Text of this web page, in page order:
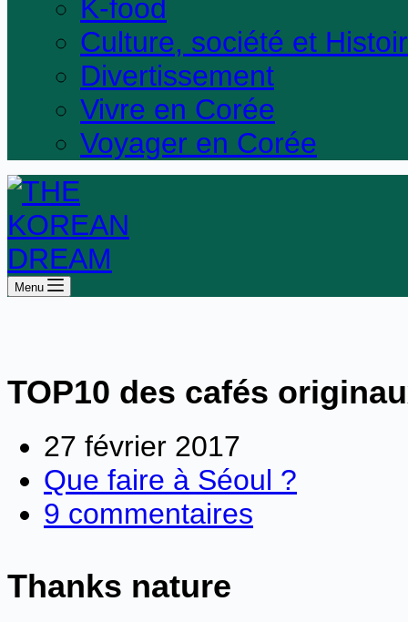
K-food
Culture, société et
Divertissement
Vivre en Corée
Voyager en Corée
Menu
TOP10 des cafés
27 février 2017
Que faire à Séoul ?
9 commentaires
Thanks nature